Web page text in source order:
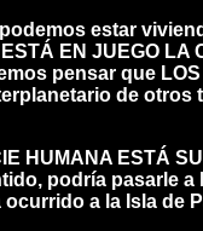
estar
EN JUEGO LA
pensar que
de
HUMANA ESTÁ
podría pasarle
a la Isla de